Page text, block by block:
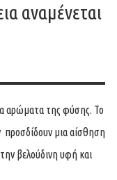
αναμένεται
αρώματα της φύσης. Το
μια αίσθηση
βελούδινη υφή και